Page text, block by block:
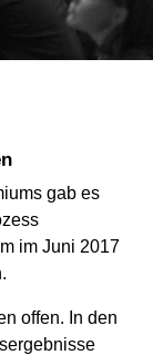
gab es
im Juni 2017
offen. In den